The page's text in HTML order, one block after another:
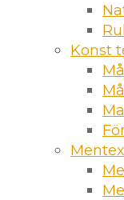
Konst